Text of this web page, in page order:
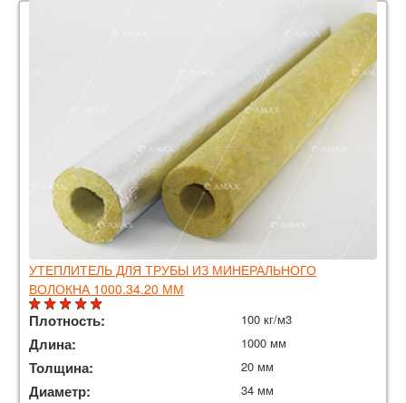
УТЕПЛИТЕЛЬ ДЛЯ ТРУБЫ ИЗ МИНЕРАЛЬНОГО
ВОЛОКНА 1000.34.20 ММ
Плотность: 100 кг/м3
Длина: 1000 мм
Толщина: 20 мм
Диаметр: 34 мм